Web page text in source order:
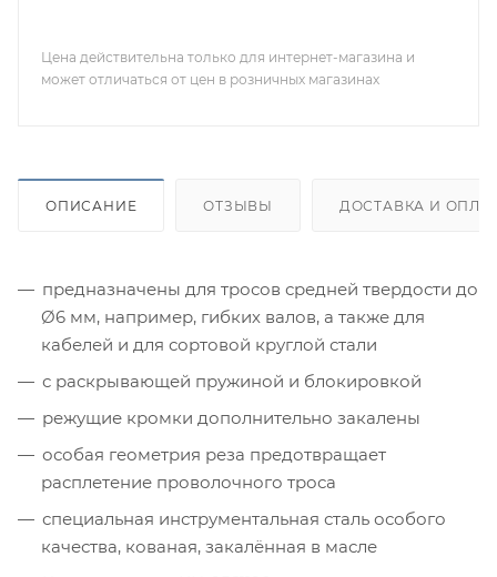
Цена действительна только для интернет-магазина и
может отличаться от цен в розничных магазинах
ОПИСАНИЕ ОТЗЫВЫ ДОСТАВКА И
предназначены для тросов средней твердости до
Ø6 мм, например, гибких валов, a также для
кабелей и для сортовой круглой стали
с раскрывающей пружиной и блокировкой
режущие кромки дополнительно закалены
особая геометрия реза предотвращает
расплетение проволочного троса
специальная инструментальная сталь особого
качества, кованая, закалённая в масле